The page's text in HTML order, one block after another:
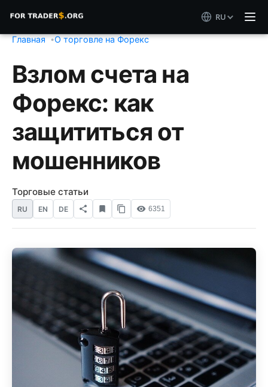
RU
Главная О торговле на Форекс
Взлом счета на
Форекс: как
защититься от
мошенников
Торговые статьи
RU EN DE 6351